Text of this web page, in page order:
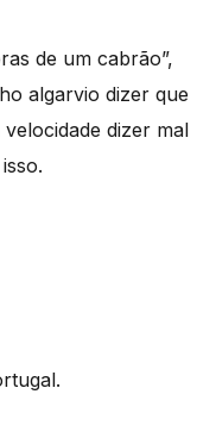
de um cabrão”,
algarvio dizer que
dizer mal